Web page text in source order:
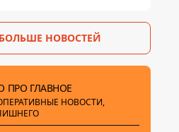
БОЛЬШЕ НОВОСТЕЙ
ПРО ГЛАВНОЕ
НОВОСТИ,